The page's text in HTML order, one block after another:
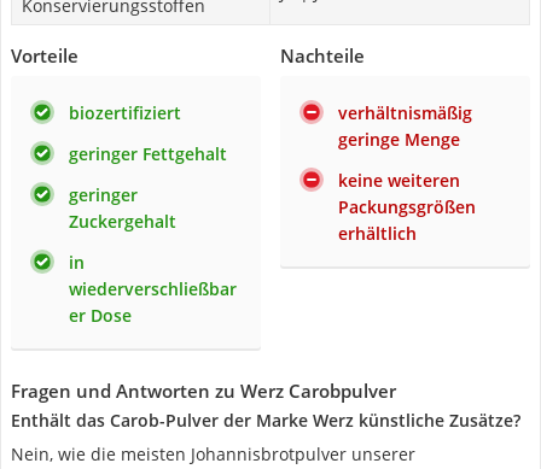
Konservierungsstoffen
Vorteile
biozertifiziert
geringer Fettgehalt
geringer
Zuckergehalt
in
wiederverschließbar
er Dose
Nachteile
verhältnismäßig
geringe Menge
keine weiteren
Packungsgrößen
erhältlich
Fragen und Antworten zu Werz Carobpulver
Enthält das Carob-Pulver der Marke Werz künstliche Zusätze?
Nein, wie die meisten Johannisbrotpulver unserer